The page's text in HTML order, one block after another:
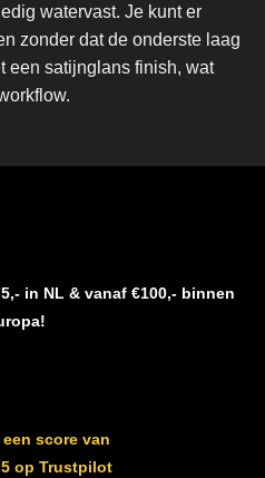
watervast. Je kunt er
zonder dat de onderste laag
een satijnglans finish, wat
in NL & vanaf €100,- binnen
score van
op Trustpilot